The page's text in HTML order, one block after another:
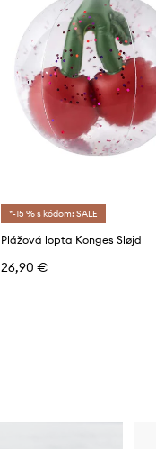
*-15 % s kódom: SALE
Plážová lopta Konges Sløjd
26,90 €